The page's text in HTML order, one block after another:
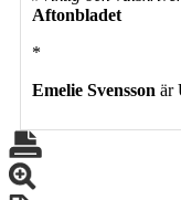
Aftonbladet
*
Emelie Svensson är